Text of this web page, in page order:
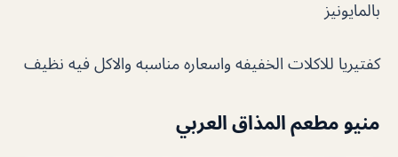
بالمايونيز
كفتيريا للاكلات الخفيفه واسعاره مناسبه والاكل فيه نظيف
منيو مطعم المذاق العربي